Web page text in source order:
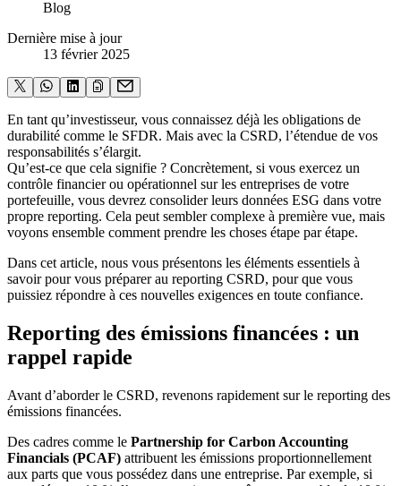
Blog
Dernière mise à jour
13 février 2025
En tant qu’investisseur, vous connaissez déjà les obligations de
durabilité comme le SFDR. Mais avec la CSRD, l’étendue de vos
responsabilités s’élargit.
Qu’est-ce que cela signifie ? Concrètement, si vous exercez un
contrôle financier ou opérationnel sur les entreprises de votre
portefeuille, vous devrez consolider leurs données ESG dans votre
propre reporting. Cela peut sembler complexe à première vue, mais
voyons ensemble comment prendre les choses étape par étape.
Dans cet article, nous vous présentons les éléments essentiels à
savoir pour vous préparer au reporting CSRD, pour que vous
puissiez répondre à ces nouvelles exigences en toute confiance.
Reporting des émissions financées : un
rappel rapide
Avant d’aborder le CSRD, revenons rapidement sur le reporting des
émissions financées.
Des cadres comme le Partnership for Carbon Accounting
Financials (PCAF) attribuent les émissions proportionnellement
aux parts que vous possédez dans une entreprise. Par exemple, si